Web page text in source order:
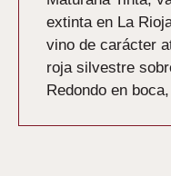
extinta en La
vino de carácter
roja silvestre
Redondo en